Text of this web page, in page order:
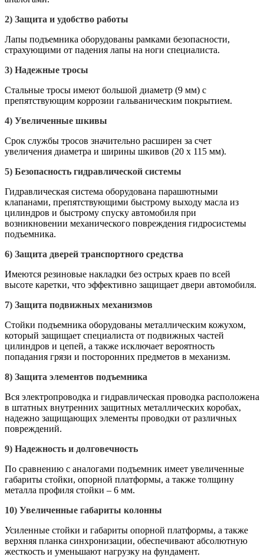
2) Защита и удобство работы
Лапы подъемника оборудованы рамками безопасности,
страхующими от падения лапы на ноги специалиста.
3) Надежные тросы
Стальные тросы имеют большой диаметр (9 мм) с
препятствующим коррозии гальваническим покрытием.
4) Увеличенные шкивы
Срок службы тросов значительно расширен за счет
увеличения диаметра и ширины шкивов (20 x 115 мм).
5) Безопасность гидравлической системы
Гидравлическая система оборудована парашютными
клапанами, препятствующими быстрому выходу масла из
цилиндров и быстрому спуску автомобиля при
возникновении механического повреждения гидросистемы
подъемника.
6) Защита дверей транспортного средства
Имеются резиновые накладки без острых краев по всей
высоте каретки, что эффективно защищает двери автомобиля.
7) Защита подвижных механизмов
Стойки подъемника оборудованы металлическим кожухом,
который защищает специалиста от подвижных частей
цилиндров и цепей, а также исключает вероятность
попадания грязи и посторонних предметов в механизм.
8) Защита элементов подъемника
Вся электропроводка и гидравлическая проводка расположена
в штатных внутренних защитных металлических коробах,
надежно защищающих элементы проводки от различных
повреждений.
9) Надежность и долговечность
По сравнению с аналогами подъемник имеет увеличенные
габариты стойки, опорной платформы, а также толщину
металла профиля стойки – 6 мм.
10) Увеличенные габариты колонны
Усиленные стойки и габариты опорной платформы, а также
верхняя планка синхронизации, обеспечивают абсолютную
жесткость и уменьшают нагрузку на фундамент.